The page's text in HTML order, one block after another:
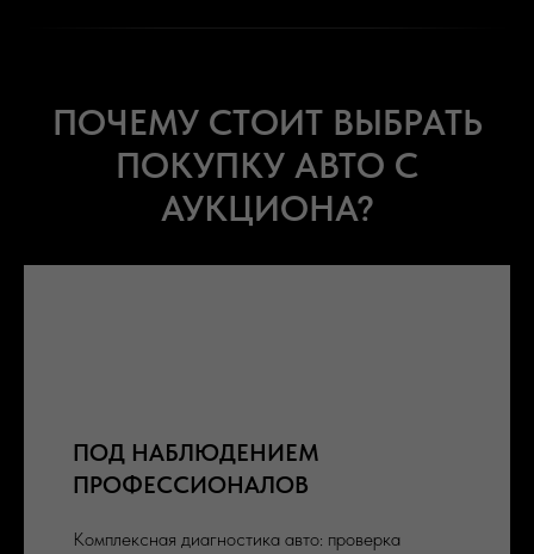
ПОЧЕМУ СТОИТ ВЫБРАТЬ
ПОКУПКУ АВТО С
АУКЦИОНА?
ПОД НАБЛЮДЕНИЕМ
ПРОФЕССИОНАЛОВ
Комплексная диагностика авто: проверка